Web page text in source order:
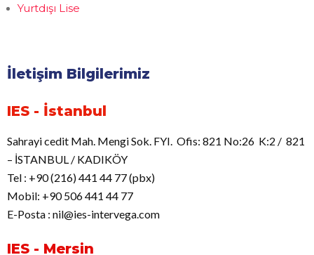
Yurtdışı Lise
İletişim Bilgilerimiz
IES - İstanbul
Sahrayi cedit Mah. Mengi Sok. FYI. Ofis: 821 No:26 K:2 / 821
– İSTANBUL / KADIKÖY
Tel : +90 (216) 441 44 77 (pbx)
Mobil: +90 506 441 44 77
E-Posta : nil@ies-intervega.com
IES - Mersin